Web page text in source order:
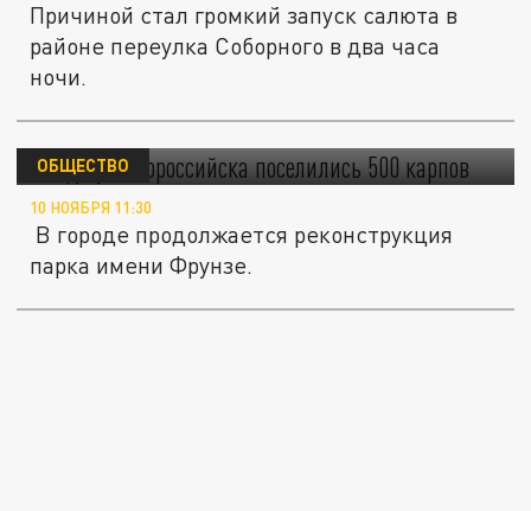
Причиной стал громкий запуск салюта в
районе переулка Соборного в два часа
ночи.
В пруду Новороссийска поселились 500
карпов
ОБЩЕСТВО
10 НОЯБРЯ 11:30
В городе продолжается реконструкция
парка имени Фрунзе.